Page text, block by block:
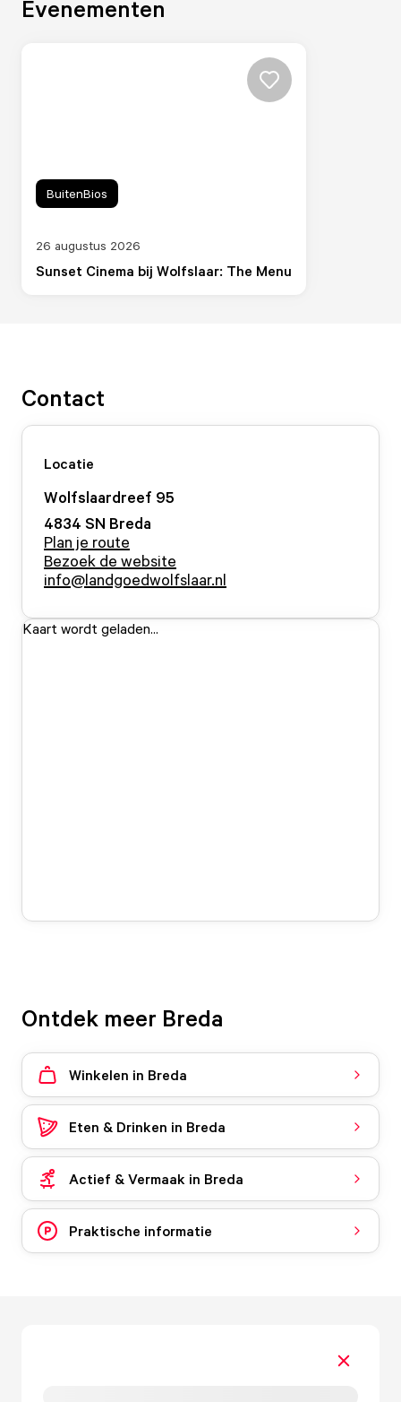
Evenementen
Sunset Cinema bij Wolfslaar: The Menu
26 augustus 2026
BuitenBios
Contact
Locatie
Wolfslaardreef 95
4834 SN Breda
Plan je route
Bezoek de website
info@landgoedwolfslaar.nl
Kaart wordt geladen...
Ontdek meer Breda
Winkelen in Breda
Eten & Drinken in Breda
Actief & Vermaak in Breda
Praktische informatie